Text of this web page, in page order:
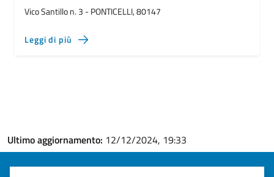
Vico Santillo n. 3 - PONTICELLI, 80147
Leggi di più
Ultimo aggiornamento: 12/12/2024, 19:33